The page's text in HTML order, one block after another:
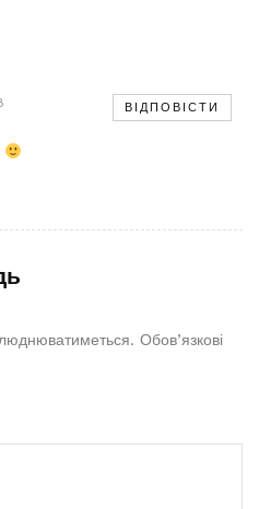
ВІДПОВІСТИ
Обов’язкові